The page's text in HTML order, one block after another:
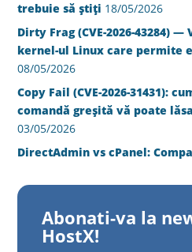
trebuie să știți 18/05/2026
Dirty Frag (CVE-2026-43284)
kernel-ul Linux care permite
08/05/2026
Copy Fail (CVE-2026-31431):
comandă greșită vă poate
03/05/2026
DirectAdmin vs cPanel:
Abonati-va la
HostX!